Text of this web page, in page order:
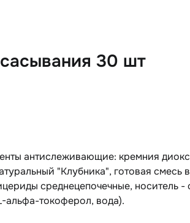
30 шт
антислеживающие: кремния
"Клубника", готовая смесь
среднецепочечные, носитель -
альфа-токоферол, вода).